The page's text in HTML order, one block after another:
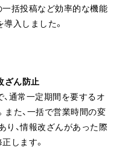
一括投稿など効率的な機能
入しました。
ざん防止
、通常一定期間を要するオ
た、一括で営業時間の変
、情報改ざんがあった際
します。